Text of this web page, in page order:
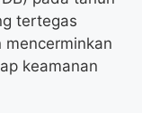
tertegas
keamanan